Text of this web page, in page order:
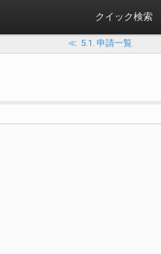
クイック検索
≪ 5.1. 申請一覧